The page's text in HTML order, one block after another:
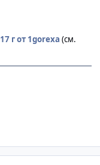
17 гот 1gorexa (см.